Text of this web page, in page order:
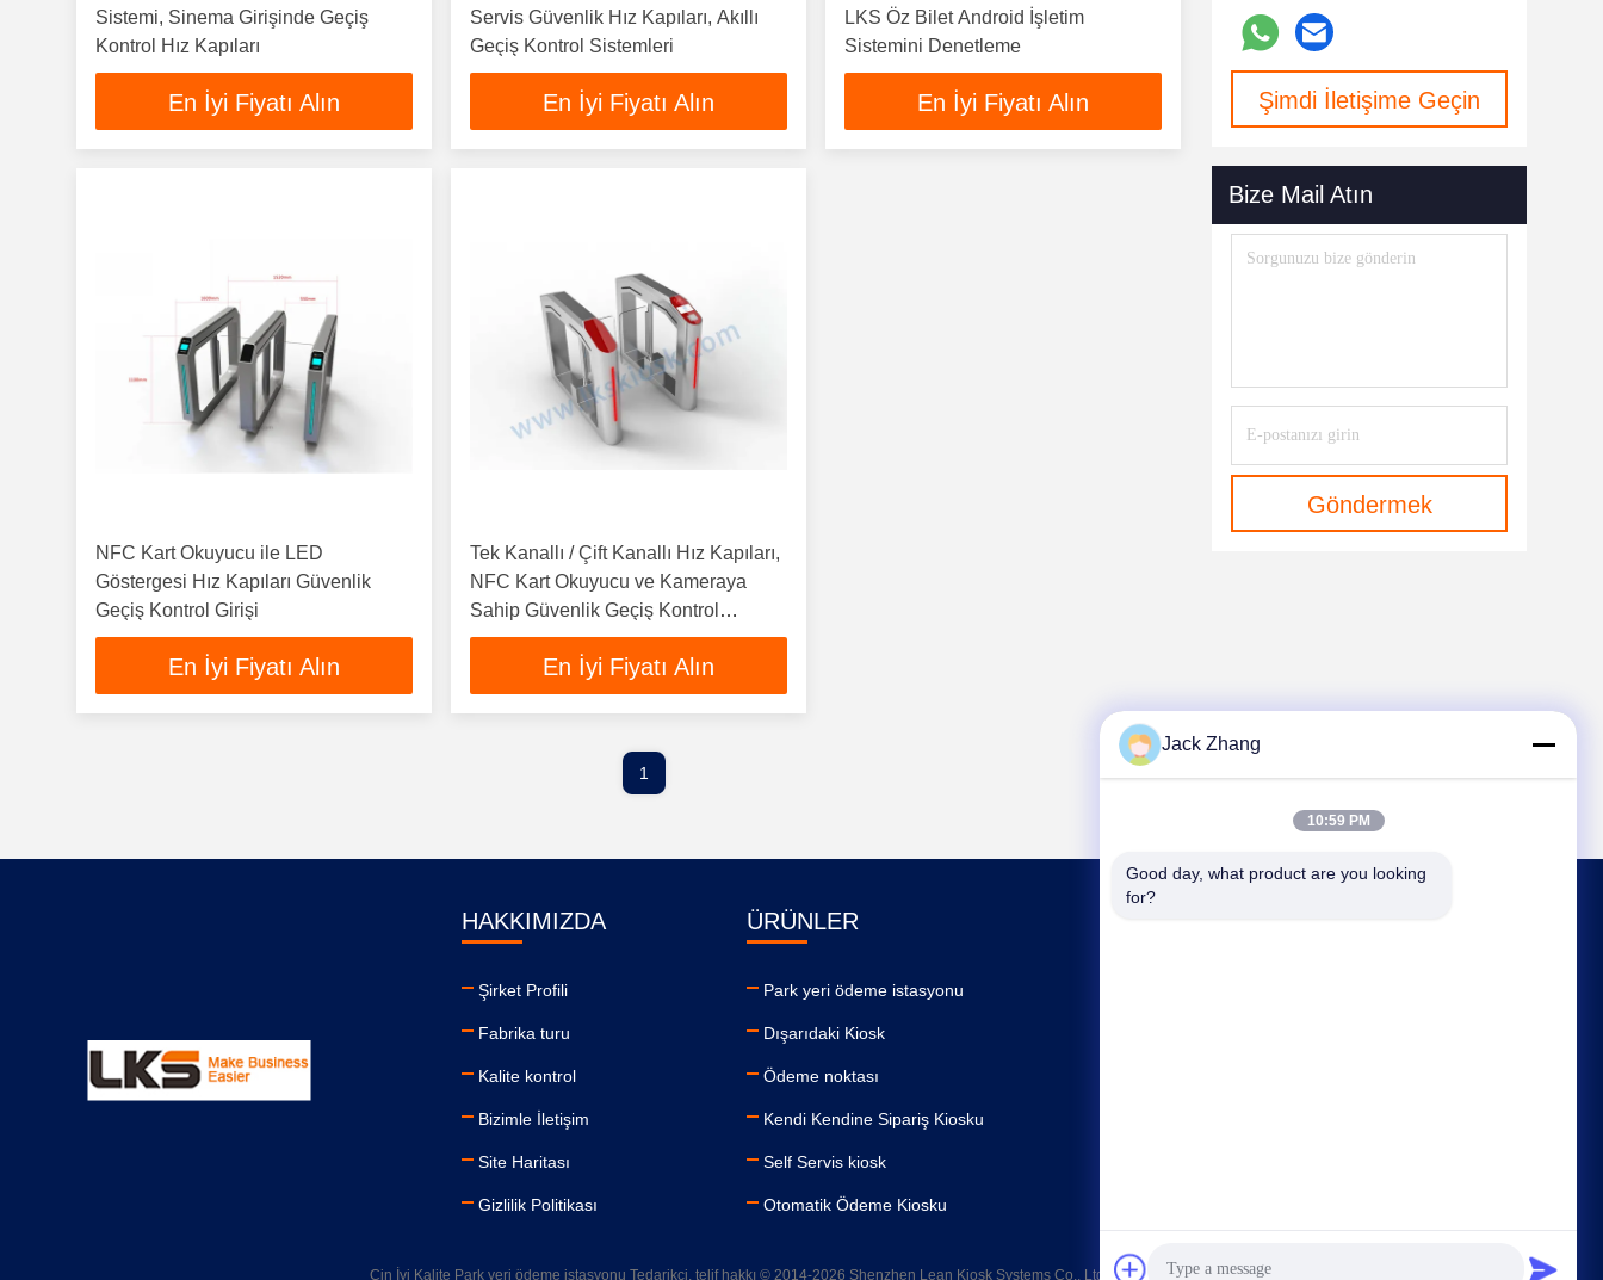
Sistemi, Sinema Girişinde Geçiş
Kontrol Hız Kapıları
En İyi Fiyatı Alın
Servis Güvenlik Hız Kapıları, Akıllı
Geçiş Kontrol Sistemleri
En İyi Fiyatı Alın
LKS Öz Bilet Android İşletim
Sistemini Denetleme
En İyi Fiyatı Alın
NFC Kart Okuyucu ile LED
Göstergesi Hız Kapıları Güvenlik
Geçiş Kontrol Girişi
En İyi Fiyatı Alın
Tek Kanallı / Çift Kanallı Hız Kapıları,
NFC Kart Okuyucu ve Kameraya
Sahip Güvenlik Geçiş Kontrol
Kapıları, LKS
En İyi Fiyatı Alın
Şimdi İletişime Geçin
Bize Mail Atın
Göndermek
1
HAKKIMIZDA
Şirket Profili
Fabrika turu
Kalite kontrol
Bizimle İletişim
Site Haritası
Gizlilik Politikası
ÜRÜNLER
Park yeri ödeme istasyonu
Dışarıdaki Kiosk
Ödeme noktası
Kendi Kendine Sipariş Kiosku
Self Servis kiosk
Otomatik Ödeme Kiosku
Çin İyi Kalite Park yeri ödeme istasyonu Tedarikçi. telif hakkı © 2014-2026 Shenzhen Lean Kiosk Systems Co., Ltd. . Her hakkı saklıdır.
Jack Zhang
10:59 PM
Good day, what product are you looking
for?